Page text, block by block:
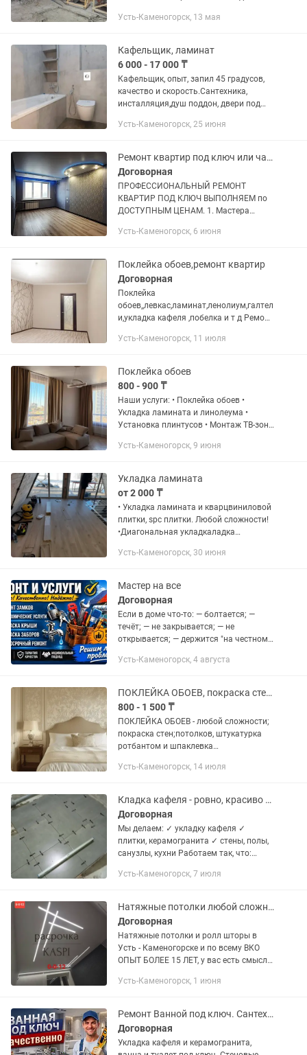
левкас обои декор.штукатурка
Усть-Каменогорск, 13 мая
Кафельщик, ламинат
6 000 - 17 000 ₸
Кафельщик, опыт, запил 45 градусов,
качество и скорость.Сантехника,
инсталляция,душ поддон, двери под
Усть-Каменогорск, 25 июня
Ремонт квартир под ключ или частично
Договорная
ПРОФЕССИОНАЛЬНЫЙ РЕМОНТ
КВАРТИР ПОД КЛЮЧ ВЫПОЛНЯЕМ по
ДОСТУПНЫМ ЦЕНАМ. 1. Мастера
лет без в/п. 2. Мы посоветуем где и
Гарантируем...
Усть-Каменогорск, 6 июня
Поклейка обоев,ремонт квартир
Договорная
Поклейка
обоев,,левкас,ламинат,ленолиум,галтел
и,укладка кафеля ,побелка и т д Ремонт
Усть-Каменогорск, 11 июля
Поклейка обоев
800 - 900 ₸
Наши услуги: • Поклейка обоев •
Укладка ламината и линолеума •
Установка плинтусов • Монтаж ТВ-зон
бамбуковыми панелями • Работы с
ключ - от...
Усть-Каменогорск, 9 июня
Укладка ламината
от 2 000 ₸
• Укладка ламината и кварцвиниловой
плитки, spc плитки. Любой сложности!
•Диагональная укладкаладка
•Беспороговая укладка ламината
Усть-Каменогорск, 30 июня
Мастер на все
Договорная
Если в доме что-то: — болтается; —
течёт; — не закрывается; — не
открывается; — держится "на честном
объявление вовремя. Работаю
Усть-Каменогорск, 4 августа
ПОКЛЕЙКА ОБОЕВ, покраска стен и потолков,шпаклевание стен и потолков .
800 - 1 500 ₸
ПОКЛЕЙКА ОБОЕВ - любой сложности;
покраска стен;потолков, штукатурка
ротбантом и шпаклевка
тенге обои, и ПОКРАСКА СТЕН и
Стаж...
Усть-Каменогорск, 14 июля
Кладка кафеля - ровно, красиво и навсегда !
Договорная
Мы делаем: ✓ укладку кафеля ✓
плитки, керамогранита ✓ стены, полы,
санузлы, кухни Работаем так, что:
не отваливается и глаз радуется!
Усть-Каменогорск, 7 июля
Натяжные потолки любой сложности
Договорная
Натяжные потолки и ролл шторы в
Усть - Каменогорске и по всему ВКО
ОПЫТ БОЛЕЕ 15 ЛЕТ, у вас есть смысл
натяжные потолки любой сложности
Усть-Каменогорск, 1 июня
Ремонт Ванной под ключ. Сантехника.
Договорная
Укладка кафеля и керамогранита,